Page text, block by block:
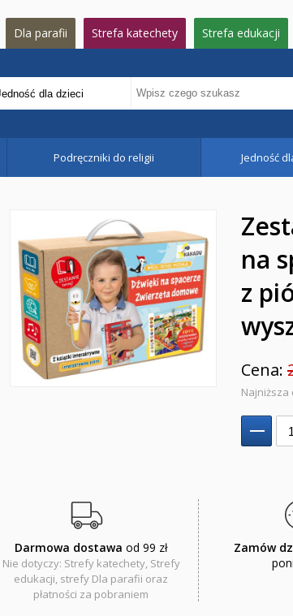
Dla parafii Strefa katechety Strefa edukacji
Podręczniki do religii Jedność
na
z
Cena:
Najniższa
Darmowa dostawa od 99 zł
Nie dotyczy: Strefy katechety, Strefy
edukacji, strefy Dla parafii oraz
płatności za pobraniem
Zamów